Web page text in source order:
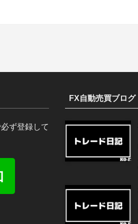
ず登録して
FX自動売買ブログ